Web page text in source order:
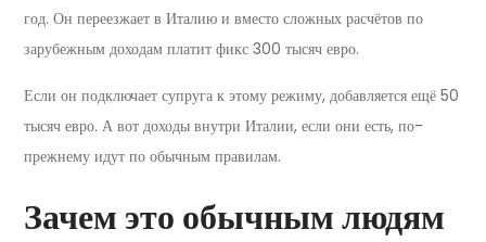
год. Он переезжает в Италию и вместо сложных расчётов по
зарубежным доходам платит фикс 300 тысяч евро.
Если он подключает супруга к этому режиму, добавляется ещё 50
тысяч евро. А вот доходы внутри Италии, если они есть, по-
прежнему идут по обычным правилам.
Зачем это обычным людям